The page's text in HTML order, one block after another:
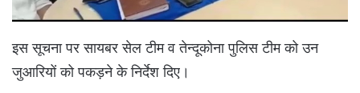
इस सूचना पर सायबर सेल टीम व तेन्दूकोना पुलिस टीम को उन
जुआरियों को पकड़ने के निर्देश दिए।